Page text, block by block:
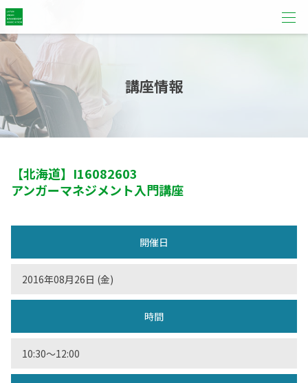
講座情報
【北海道】 I16082603
アンガーマネジメント入門講座
開催日
2016年08月26日 (金)
時間
10:30〜12:00